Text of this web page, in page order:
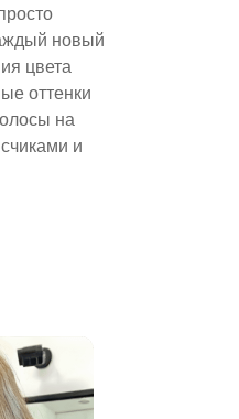
новый
цвета
оттенки
на
и